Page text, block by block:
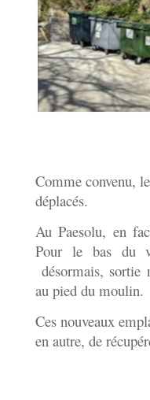
Comme convenu,
déplacés.
Au Paesolu, en
Pour le bas du
désormais, sortie
au pied du moulin.
Ces nouveaux
en autre, de